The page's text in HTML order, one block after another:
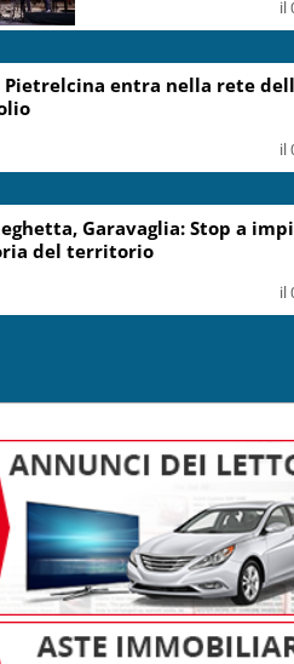
il
Caretta caretta, circa
il
Turismo, Osservatorio
Telepass: +20% di
il